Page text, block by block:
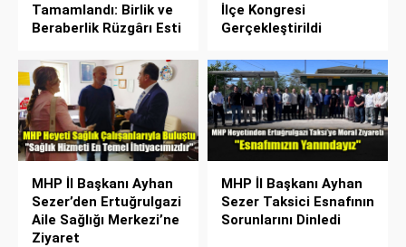
Tamamlandı: Birlik ve
Beraberlik Rüzgârı Esti
İlçe Kongresi
Gerçekleştirildi
MHP İl Başkanı Ayhan
Sezer’den Ertuğrulgazi
Aile Sağlığı Merkezi’ne
Ziyaret
MHP İl Başkanı Ayhan
Sezer Taksici Esnafının
Sorunlarını Dinledi